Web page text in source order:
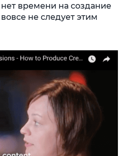
времени на создание
не следует этим